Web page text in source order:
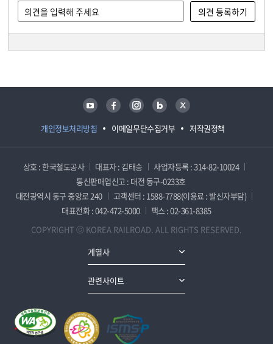
개인정보처리방침 이메일무단수집거부 저작권정책
유튜브 페이스북 인스타그램 블로그 트위터
상호 : 한국철도공사 대표자 : 김태승
사업자등록 : 314-82-10024
통신판매업신고 : 대전 동구-0233호
대전광역시 동구 중앙로 240
고객센터 : 1588-7788(이용료 : 발신자부담)
대표전화 : 042-472-5000
팩스 : 02-361-8385
COPYRIGHT ⓒ KOREA RAILROAD. ALL RIGHTS RESERVED.
계열사
관련사이트